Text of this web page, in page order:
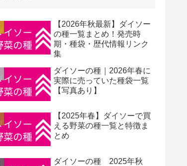
【2026年秋最新】ダイソー
の種一覧まとめ！発売時
期・種袋・歴代情報リンク
集
ダイソーの種｜2026年春に
実際に売っていた種袋一覧
【写真あり】
【2025年春】ダイソーで買
える野菜の種一覧と特徴ま
とめ
ダイソーの種 2025年秋